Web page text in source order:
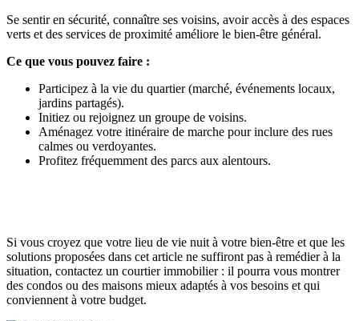
Se sentir en sécurité, connaître ses voisins, avoir accès à des espaces
verts et des services de proximité améliore le bien-être général.
Ce que vous pouvez faire :
Participez à la vie du quartier (marché, événements locaux,
jardins partagés).
Initiez ou rejoignez un groupe de voisins.
Aménagez votre itinéraire de marche pour inclure des rues
calmes ou verdoyantes.
Profitez fréquemment des parcs aux alentours.
Si vous croyez que votre lieu de vie nuit à votre bien-être et que les
solutions proposées dans cet article ne suffiront pas à remédier à la
situation, contactez un courtier immobilier : il pourra vous montrer
des condos ou des maisons mieux adaptés à vos besoins et qui
conviennent à votre budget.